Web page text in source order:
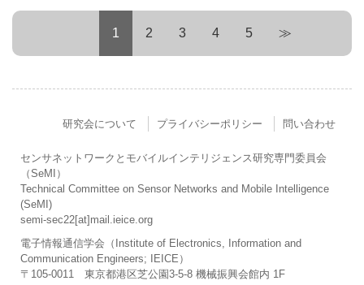
1 2 3 4 5 ≫
研究会について プライバシーポリシー 問い合わせ
センサネットワークとモバイルインテリジェンス研究専門委員会
（SeMI）
Technical Committee on Sensor Networks and Mobile Intelligence
(SeMI)
semi-sec22[at]mail.ieice.org
電子情報通信学会（Institute of Electronics, Information and
Communication Engineers; IEICE）
〒105-0011 東京都港区芝公園3-5-8 機械振興会館内 1F